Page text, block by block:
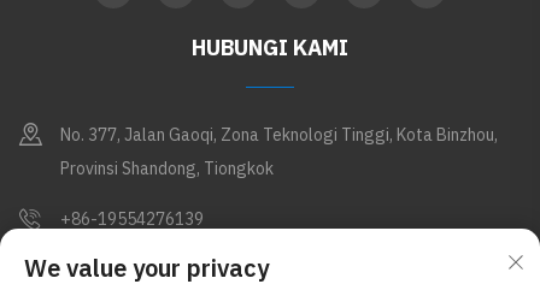
HUBUNGI KAMI
No. 377, Jalan Gaoqi, Zona Teknologi Tinggi, Kota Binzhou,
Provinsi Shandong, Tiongkok
+86-19554276139
[email protected]
We value your privacy